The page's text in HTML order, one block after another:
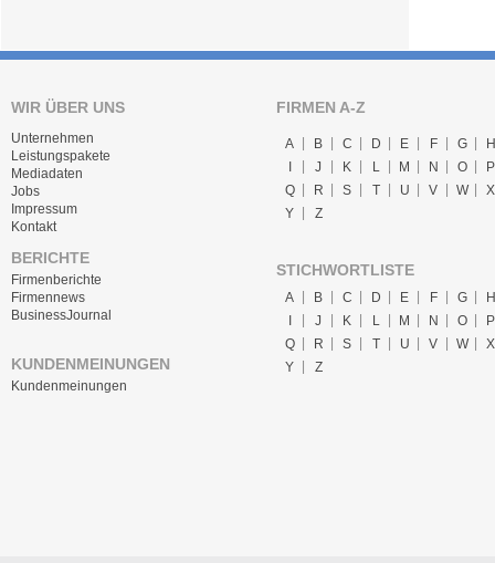
WIR ÜBER UNS
Unternehmen
Leistungspakete
Mediadaten
Jobs
Impressum
Kontakt
BERICHTE
Firmenberichte
Firmennews
BusinessJournal
KUNDENMEINUNGEN
Kundenmeinungen
FIRMEN A-Z
A B C D E F G
H
J K L M N O
P
Q
R S T U V W
X
Y
Z
STICHWORTLISTE
A B C D E F G
H
I
J K L M N O
P
Q
R S T U V W
X
Y
Z